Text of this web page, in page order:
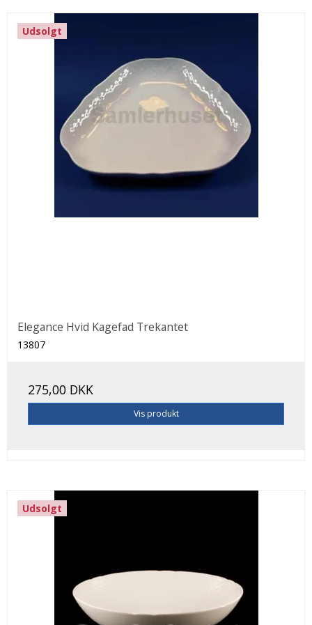
Udsolgt
Elegance Hvid Kagefad Trekantet
13807
275,00 DKK
Vis produkt
Udsolgt